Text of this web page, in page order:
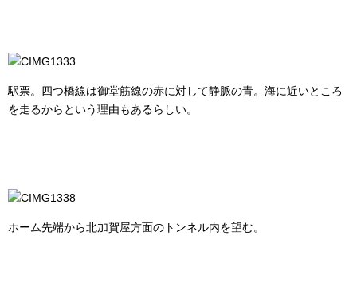
駅票。四つ橋線は御堂筋線の赤に対して静脈の青。海に近いところ
を走るからという理由もあるらしい。
ホーム先端から北加賀屋方面のトンネル内を望む。